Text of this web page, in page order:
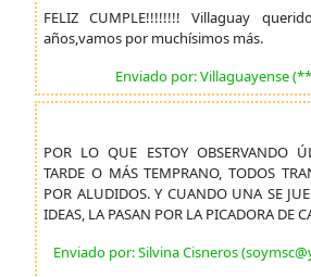
FELIZ CUMPLE!!!!!!!! Villaguay
años,vamos por muchísimos más.
Enviado por: Villaguayense
POR LO QUE ESTOY OBSERVANDO
TARDE O MÁS TEMPRANO, TODOS
POR ALUDIDOS. Y CUANDO UNA SE
IDEAS, LA PASAN POR LA PICADORA DE
Enviado por: Silvina Cisneros